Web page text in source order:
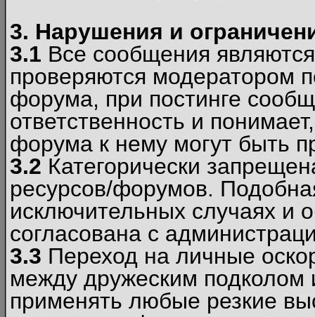
3. Нарушения и
3.1 Все сообщения
проверяются модератором
форума, при постинге
ответственность и
форума к нему могут быть
3.2 Категорически
ресурсов/форумов.
исключительных случаях и
согласована с
3.3 Переход на личные
между дружеским
применять любые резкие